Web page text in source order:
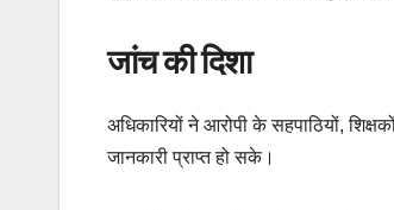
जांच की दिशा
अधिकारियों ने आरोपी के सहपाठियों,
जानकारी प्राप्त हो सके।